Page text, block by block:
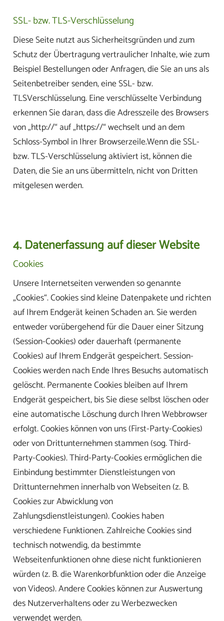
SSL- bzw. TLS-Verschlüsselung
Diese Seite nutzt aus Sicherheitsgründen und zum
Schutz der Übertragung vertraulicher Inhalte, wie zum
Beispiel Bestellungen oder Anfragen, die Sie an uns als
Seitenbetreiber senden, eine SSL- bzw.
TLSVerschlüsselung. Eine verschlüsselte Verbindung
erkennen Sie daran, dass die Adresszeile des Browsers
von „http://“ auf „https://“ wechselt und an dem
Schloss-Symbol in Ihrer Browserzeile.Wenn die SSL-
bzw. TLS-Verschlüsselung aktiviert ist, können die
Daten, die Sie an uns übermitteln, nicht von Dritten
mitgelesen werden.
4. Datenerfassung auf dieser Website
Cookies
Unsere Internetseiten verwenden so genannte
„Cookies“. Cookies sind kleine Datenpakete und richten
auf Ihrem Endgerät keinen Schaden an. Sie werden
entweder vorübergehend für die Dauer einer Sitzung
(Session-Cookies) oder dauerhaft (permanente
Cookies) auf Ihrem Endgerät gespeichert. Session-
Cookies werden nach Ende Ihres Besuchs automatisch
gelöscht. Permanente Cookies bleiben auf Ihrem
Endgerät gespeichert, bis Sie diese selbst löschen oder
eine automatische Löschung durch Ihren Webbrowser
erfolgt. Cookies können von uns (First-Party-Cookies)
oder von Drittunternehmen stammen (sog. Third-
Party-Cookies). Third-Party-Cookies ermöglichen die
Einbindung bestimmter Dienstleistungen von
Drittunternehmen innerhalb von Webseiten (z. B.
Cookies zur Abwicklung von
Zahlungsdienstleistungen). Cookies haben
verschiedene Funktionen. Zahlreiche Cookies sind
technisch notwendig, da bestimmte
Webseitenfunktionen ohne diese nicht funktionieren
würden (z. B. die Warenkorbfunktion oder die Anzeige
von Videos). Andere Cookies können zur Auswertung
des Nutzerverhaltens oder zu Werbezwecken